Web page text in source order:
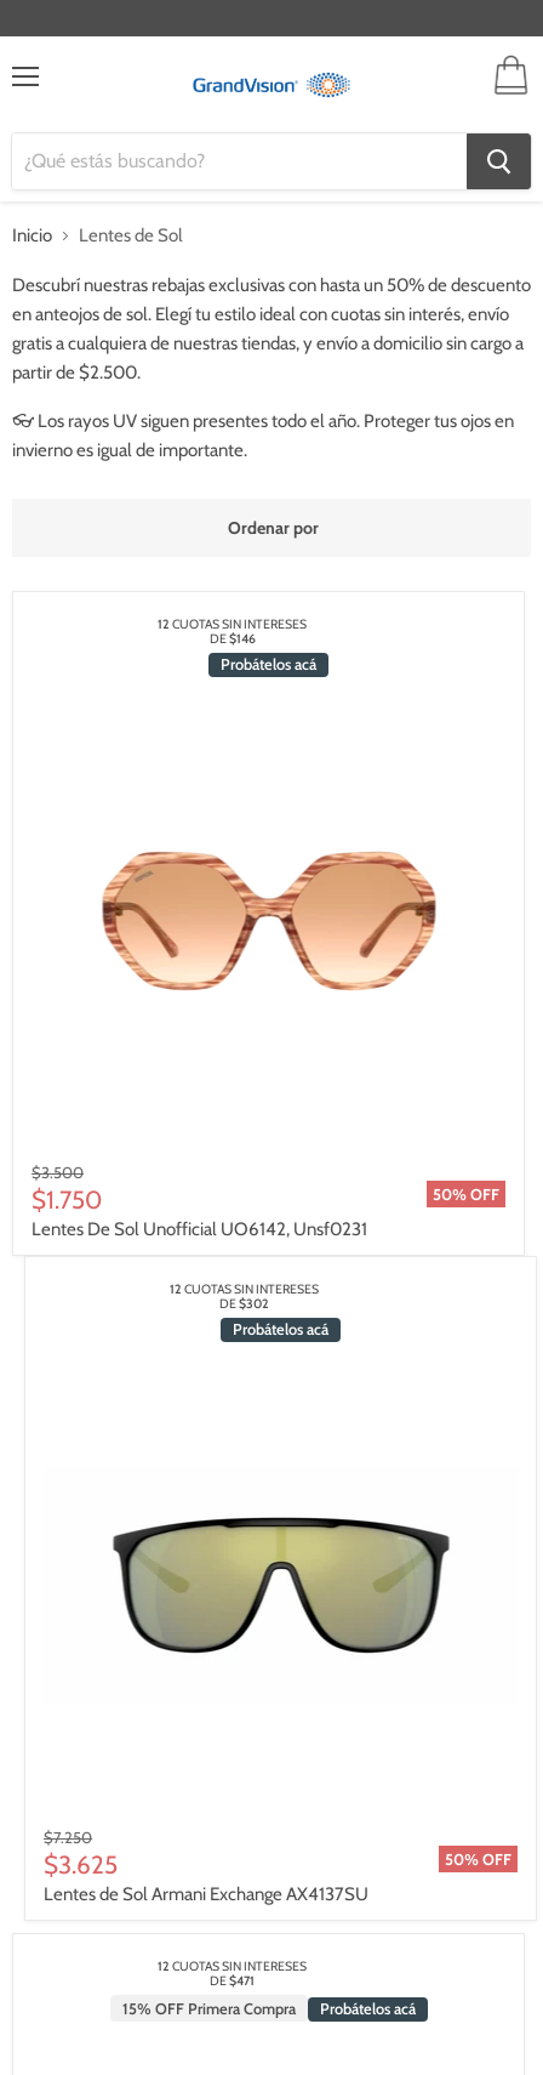
Inicio Lentes de Sol
Descubrí nuestras rebajas exclusivascon hasta un 50% de descuento
en anteojos de sol. Elegí tu estilo ideal concuotas sin interés,envío
gratis a cualquiera de nuestras tiendas, yenvío a domicilio sin cargo a
partir de $2.500.
👓 Los rayos UV siguen presentes todo el año. Proteger tus ojos en
invierno es igual de importante.
Ordenar por
12 CUOTAS SIN INTERESES
DE$146
Probátelos acá
50% OFF
Precio
original
$3.500
Precio
actual
$1.750
Lentes De Sol Unofficial UO6142, Unsf0231
12 CUOTAS SIN INTERESES
DE$302
Probátelos acá
50% OFF
Precio
original
$7.250
Precio
actual
$3.625
Lentes de Sol Armani Exchange AX4137SU
12 CUOTAS SIN INTERESES
DE$471
15% OFF Primera Compra Probátelos acá